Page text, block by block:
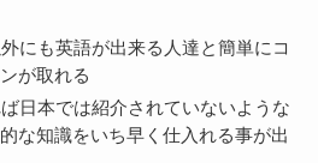
にも英語が出来る人達と簡単にコ
が取れる
日本では紹介されていないような
な知識をいち早く仕入れる事が出